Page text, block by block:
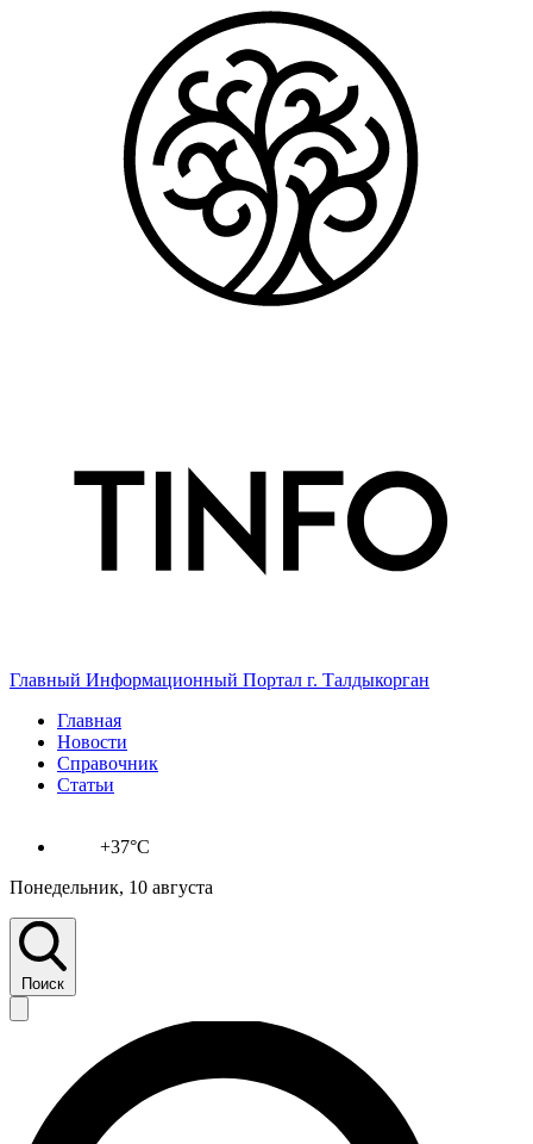
Главный Информационный Портал г. Талдыкорган
Главная
Новости
Справочник
Статьи
+37°C
Понедельник, 10 августа
Поиск